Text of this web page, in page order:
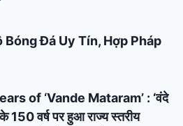
Bóng Đá Uy Tín, Hợp Pháp
of ‘Vande Mataram’ : ‘वंदे
के 150 वर्ष पर हुआ राज्य स्तरीय